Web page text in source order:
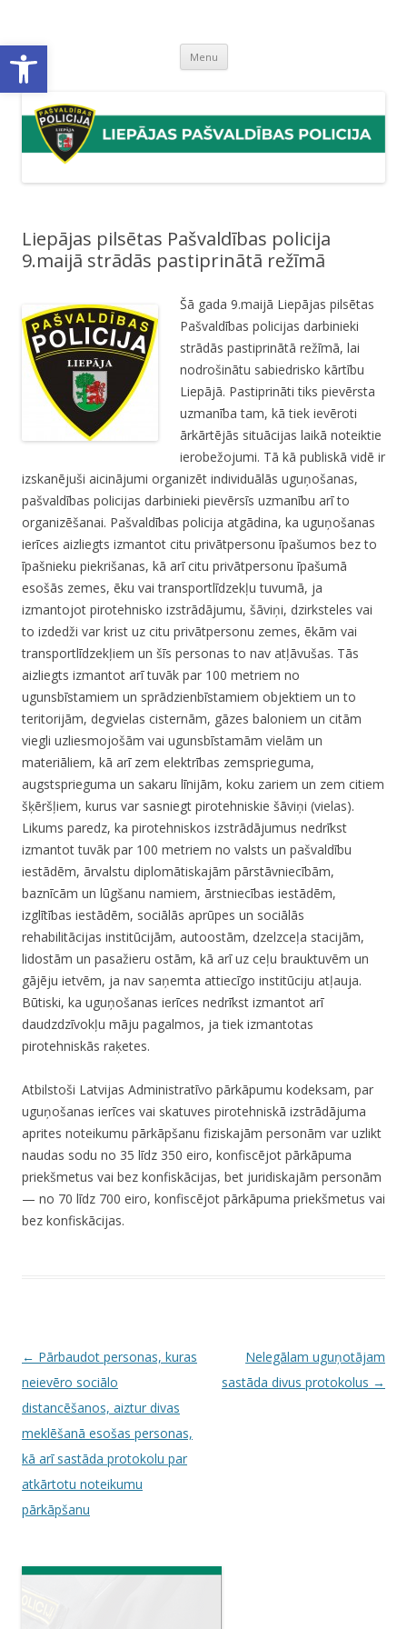
Open toolbar Menu Skip
content
Liepājas pilsētas Pašvaldības policija
9.maijā strādās pastiprinātā režīmā
Šā gada 9.maijā Liepājas pilsētas
Pašvaldības policijas darbinieki
strādās pastiprinātā režīmā, lai
nodrošinātu sabiedrisko kārtību
Liepājā. Pastiprināti tiks pievērsta
uzmanība tam, kā tiek ievēroti
ārkārtējās situācijas laikā noteiktie
ierobežojumi. Tā kā publiskā vidē ir
izskanējuši aicinājumi organizēt individuālās uguņošanas,
pašvaldības policijas darbinieki pievērsīs uzmanību arī to
organizēšanai. Pašvaldības policija atgādina, ka uguņošanas
ierīces aizliegts izmantot citu privātpersonu īpašumos bez to
īpašnieku piekrišanas, kā arī citu privātpersonu īpašumā
esošās zemes, ēku vai transportlīdzekļu tuvumā, ja
izmantojot pirotehnisko izstrādājumu, šāviņi, dzirksteles vai
to izdedži var krist uz citu privātpersonu zemes, ēkām vai
transportlīdzekļiem un šīs personas to nav atļāvušas. Tās
aizliegts izmantot arī tuvāk par 100 metriem no
ugunsbīstamiem un sprādzienbīstamiem objektiem un to
teritorijām, degvielas cisternām, gāzes baloniem un citām
viegli uzliesmojošām vai ugunsbīstamām vielām un
materiāliem, kā arī zem elektrības zemsprieguma,
augstsprieguma un sakaru līnijām, koku zariem un zem citiem
šķēršļiem, kurus var sasniegt pirotehniskie šāviņi (vielas).
Likums paredz, ka pirotehniskos izstrādājumus nedrīkst
izmantot tuvāk par 100 metriem no valsts un pašvaldību
iestādēm, ārvalstu diplomātiskajām pārstāvniecībām,
baznīcām un lūgšanu namiem, ārstniecības iestādēm,
izglītības iestādēm, sociālās aprūpes un sociālās
rehabilitācijas institūcijām, autoostām, dzelzceļa stacijām,
lidostām un pasažieru ostām, kā arī uz ceļu brauktuvēm un
gājēju ietvēm, ja nav saņemta attiecīgo institūciju atļauja.
Būtiski, ka uguņošanas ierīces nedrīkst izmantot arī
daudzdzīvokļu māju pagalmos, ja tiek izmantotas
pirotehniskās raķetes.
Atbilstoši Latvijas Administratīvo pārkāpumu kodeksam, par
uguņošanas ierīces vai skatuves pirotehniskā izstrādājuma
aprites noteikumu pārkāpšanu fiziskajām personām var uzlikt
naudas sodu no 35 līdz 350 eiro, konfiscējot pārkāpuma
priekšmetus vai bez konfiskācijas, bet juridiskajām personām
— no 70 līdz 700 eiro, konfiscējot pārkāpuma priekšmetus vai
bez konfiskācijas.
P
o
s
t
n
a
v
← Pārbaudot personas, kuras
neievēro sociālo
distancēšanos, aiztur divas
meklēšanā esošas personas,
kā arī sastāda protokolu par
atkārtotu noteikumu
pārkāpšanu
Nelegālam uguņotājam
sastāda divus protokolus →